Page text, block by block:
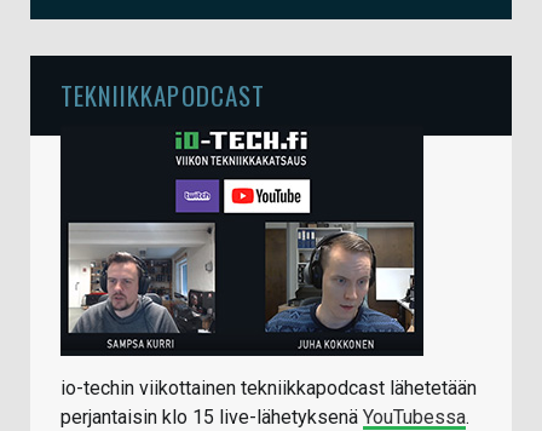
TEKNIIKKAPODCAST
io-techin viikottainen tekniikkapodcast lähetetään
perjantaisin klo 15 live-lähetyksenä YouTubessa.